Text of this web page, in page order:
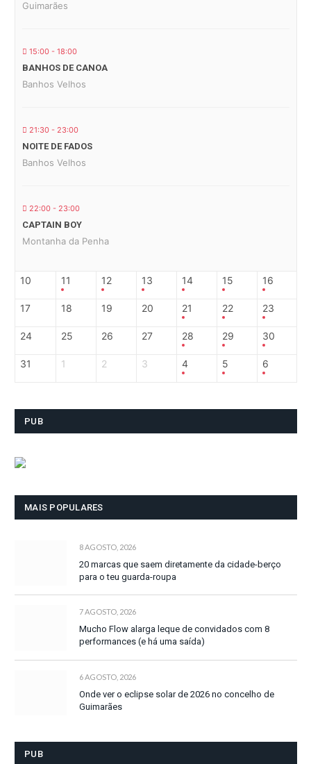
Guimarães
15:00 - 18:00
BANHOS DE CANOA
Banhos Velhos
21:30 - 23:00
NOITE DE FADOS
Banhos Velhos
22:00 - 23:00
CAPTAIN BOY
Montanha da Penha
10 11 12 13 14 15 16
17 18 19 20 21 22 23
24 25 26 27 28 29 30
31 1 2 3 4 5 6
PUB
MAIS POPULARES
8 AGOSTO, 2026
20 marcas que saem diretamente da cidade-berço
para o teu guarda-roupa
7 AGOSTO, 2026
Mucho Flow alarga leque de convidados com 8
performances (e há uma saída)
6 AGOSTO, 2026
Onde ver o eclipse solar de 2026 no concelho de
Guimarães
PUB